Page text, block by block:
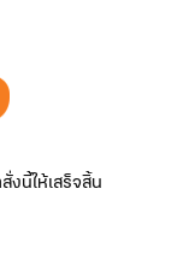
นี้ให้เสร็จสิ้น